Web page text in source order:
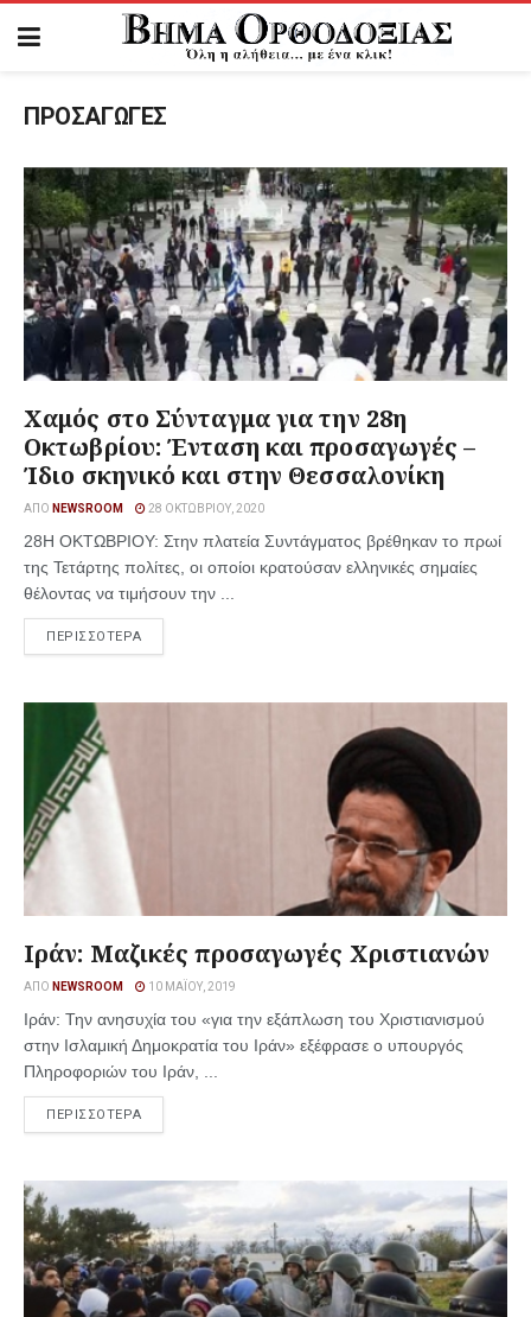
ΠΡΟΣΑΓΩΓΕΣ
Χαμός στο Σύνταγμα για την 28η
Οκτωβρίου: Ένταση και προσαγωγές –
Ίδιο σκηνικό και στην Θεσσαλονίκη
ΑΠΌ NEWSROOM 28 ΟΚΤΩΒΡΊΟΥ, 2020
28Η ΟΚΤΩΒΡΙΟΥ: Στην πλατεία Συντάγματος βρέθηκαν το πρωί
της Τετάρτης πολίτες, οι οποίοι κρατούσαν ελληνικές σημαίες
θέλοντας να τιμήσουν την ...
ΠΕΡΙΣΣΟΤΕΡΑ
Ιράν: Μαζικές προσαγωγές Χριστιανών
ΑΠΌ NEWSROOM 10 ΜΑΪ́ΟΥ, 2019
Ιράν: Την ανησυχία του «για την εξάπλωση του Χριστιανισμού
στην Ισλαμική Δημοκρατία του Ιράν» εξέφρασε ο υπουργός
Πληροφοριών του Ιράν, ...
ΠΕΡΙΣΣΟΤΕΡΑ